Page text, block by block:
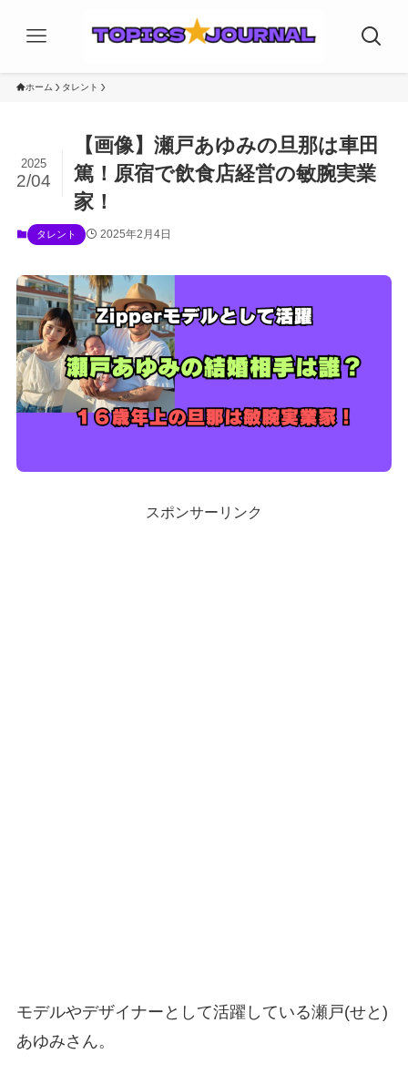
ホーム タレント
【画像】瀬戸あゆみの旦那は車田
篤！原宿で飲食店経営の敏腕実業
家！
2025
2/04
タレント 2025年2月4日
スポンサーリンク
モデルやデザイナーとして活躍している瀬戸(せと)
あゆみさん。